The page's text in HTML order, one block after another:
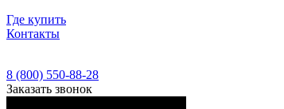
Где купить
Контакты
8 (800) 550-88-28
Заказать звонок